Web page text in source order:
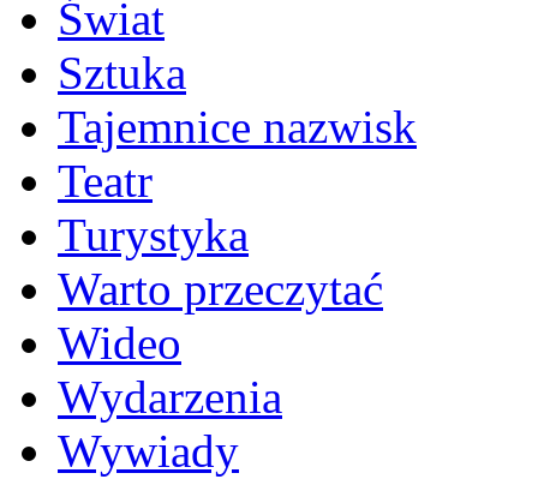
Świat
Sztuka
Tajemnice nazwisk
Teatr
Turystyka
Warto przeczytać
Wideo
Wydarzenia
Wywiady